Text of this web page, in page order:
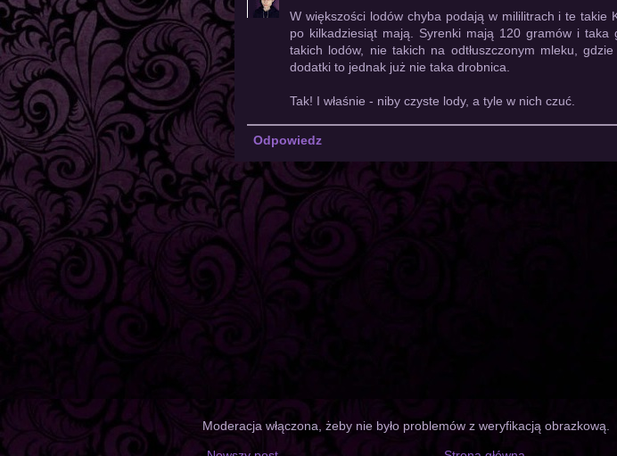
W większości lodów chyba podają w mililitrach i te takie
po kilkadziesiąt mają. Syrenki mają 120 gramów i taka
takich lodów, nie takich na odtłuszczonym mleku,
dodatki to jednak już nie taka drobnica.
Tak! I właśnie - niby czyste lody, a tyle w nich czuć.
Odpowiedz
Moderacja włączona, żeby nie było problemów z weryfikacją obrazkową.